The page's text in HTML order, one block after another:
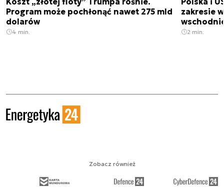
Program może pochłonąć nawet 275 mld
dolarów
4 min.
zakresie
2 min.
Zobacz również